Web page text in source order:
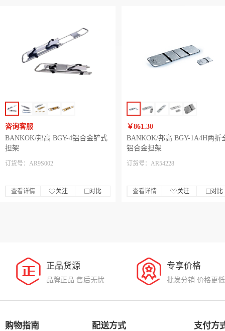
咨询客服
BANKOK/邦高 BGY-4铝合金铲式
担架
订货号：AR9S002
查看详情 关注 对比
￥861.30
BANKOK/邦高 BGY-1A4H两折
铝合金担架
订货号：AR54228
查看详情 关注 对比
正品货源
品牌正品 售后无忧
专享价格
批发分销 价格更低
购物指南 配送方式 支付方